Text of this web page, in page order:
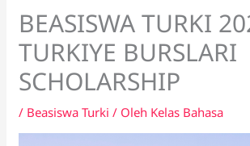
BEASISWA TURKI
TURKIYE BURSLARI
SCHOLARSHIP
/ Beasiswa Turki / Oleh Kelas Bahasa